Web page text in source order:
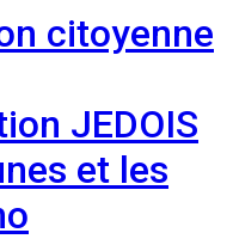
citoyenne
JEDOIS
et les